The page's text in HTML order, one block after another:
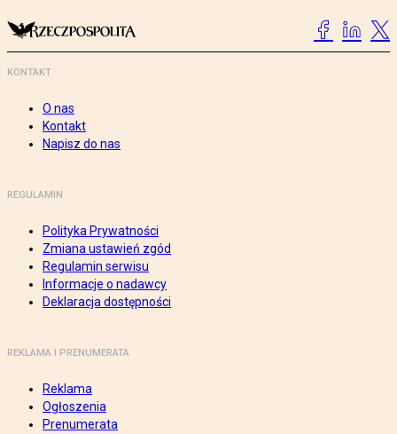
KONTAKT
O nas
Kontakt
Napisz do nas
REGULAMIN
Polityka Prywatności
Zmiana ustawień zgód
Regulamin serwisu
Informacje o nadawcy
Deklaracja dostępności
REKLAMA I PRENUMERATA
Reklama
Ogłoszenia
Prenumerata